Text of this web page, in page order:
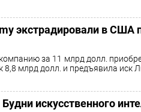
экстрадировали в США
за 11 млрд долл.
8,8 млрд долл. и предъявила иск
искусственного